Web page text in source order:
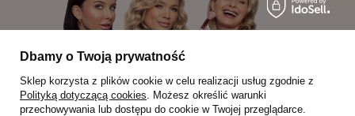
Dbamy o Twoją prywatność
Sklep korzysta z plików cookie w celu realizacji usług zgodnie z
Polityką dotyczącą cookies. Możesz określić warunki
przechowywania lub dostępu do cookie w Twojej przeglądarce.